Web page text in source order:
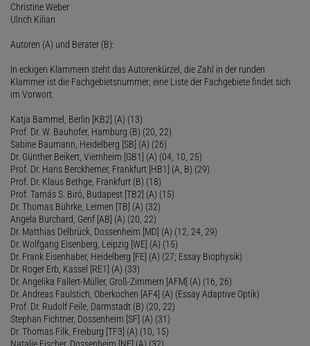
Christine Weber
Ulrich Kilian
Autoren (A) und Berater (B):
In eckigen Klammern steht das Autorenkürzel, die Zahl in der runden
Klammer ist die Fachgebietsnummer; eine Liste der Fachgebiete findet sich
im Vorwort.
Katja Bammel, Berlin [KB2] (A) (13)
Prof. Dr. W. Bauhofer, Hamburg (B) (20, 22)
Sabine Baumann, Heidelberg [SB] (A) (26)
Dr. Günther Beikert, Viernheim [GB1] (A) (04, 10, 25)
Prof. Dr. Hans Berckhemer, Frankfurt [HB1] (A, B) (29)
Prof. Dr. Klaus Bethge, Frankfurt (B) (18)
Prof. Tamás S. Biró, Budapest [TB2] (A) (15)
Dr. Thomas Bührke, Leimen [TB] (A) (32)
Angela Burchard, Genf [AB] (A) (20, 22)
Dr. Matthias Delbrück, Dossenheim [MD] (A) (12, 24, 29)
Dr. Wolfgang Eisenberg, Leipzig [WE] (A) (15)
Dr. Frank Eisenhaber, Heidelberg [FE] (A) (27; Essay Biophysik)
Dr. Roger Erb, Kassel [RE1] (A) (33)
Dr. Angelika Fallert-Müller, Groß-Zimmern [AFM] (A) (16, 26)
Dr. Andreas Faulstich, Oberkochen [AF4] (A) (Essay Adaptive Optik)
Prof. Dr. Rudolf Feile, Darmstadt (B) (20, 22)
Stephan Fichtner, Dossenheim [SF] (A) (31)
Dr. Thomas Filk, Freiburg [TF3] (A) (10, 15)
Natalie Fischer, Dossenheim [NF] (A) (32)